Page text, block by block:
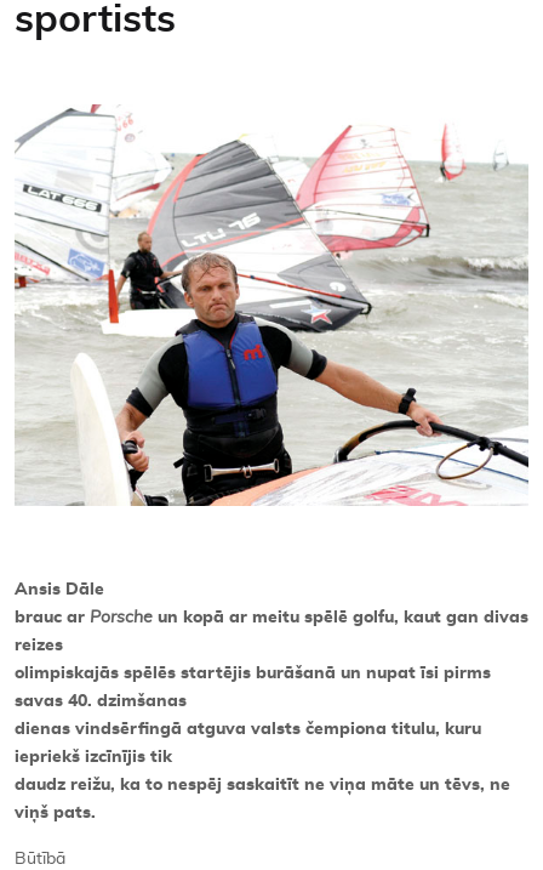
sportists
Ansis Dāle
brauc ar Porsche un kopā ar meitu spēlē golfu, kaut gan divas
reizes
olimpiskajās spēlēs startējis burāšanā un nupat īsi pirms
savas 40. dzimšanas
dienas vindsērfingā atguva valsts čempiona titulu, kuru
iepriekš izcīnījis tik
daudz reižu, ka to nespēj saskaitīt ne viņa māte un tēvs, ne
viņš pats.
Būtībā